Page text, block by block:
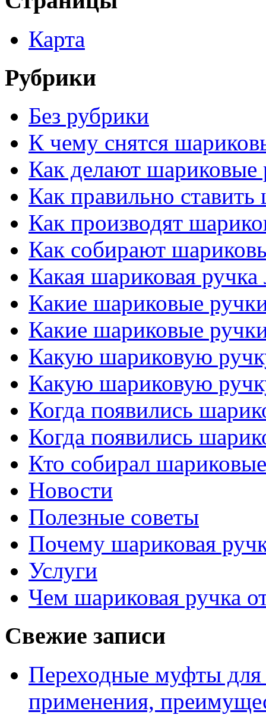
Карта
Рубрики
Без рубрики
К чему снятся
Как делают шариковые
Как правильно
Как производят
Как собирают
Какая шариковая
Какие шариковые
Какие шариковые
Какую шариковую
Какую шариковую
Когда появились
Когда появились
Кто собирал
Новости
Полезные советы
Почему шариковая
Услуги
Чем шариковая ручка
Свежие записи
Переходные муфты для
применения,